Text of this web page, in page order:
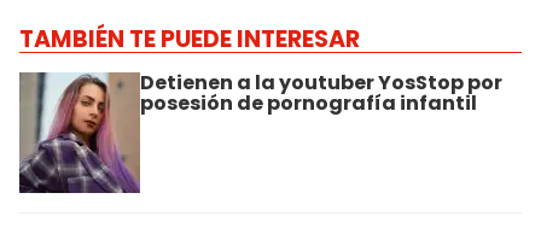
TAMBIÉN TE PUEDE INTERESAR
Detienen a la youtuber YosStop por
posesión de pornografía infantil